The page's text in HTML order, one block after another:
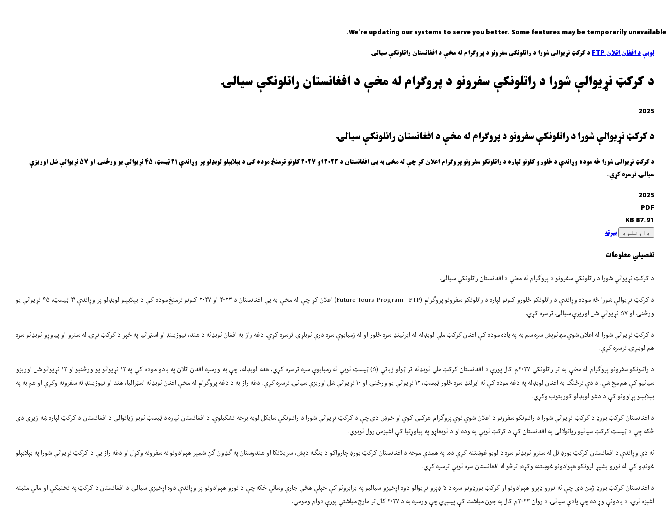
We're updating our systems to serve you better. Some features may be temporarily unavailable.
لوبېد افغان اتلان FTP د کرکټ نړیوالې شورا د راتلونکې سفرونو د پروګرام له مخې د افغانستان راتلونکې سیالۍ
د کرکټ نړیوالې شورا د راتلونکې سفرونو د پروګرام له مخې د افغانستان راتلونکې سیالۍ
2025
د کرکټ نړیوالې شورا د راتلونکې سفرونو د پروګرام له مخې د افغانستان راتلونکې سیالۍ
د کرکټ نړیوالې شورا څه موده وړاندې د څلورو کلونو لپاره د راتلونکو سفرونو پروګرام اعلان کړ چې له مخې به یې افغانستان د ۲۰۲۳ او ۲۰۲۷ کلونو ترمنځ موده کې د بېلابېلو لوبډلو پر وړاندې ۲۱ ټیسټ، ۴۵ نړیوالې یو ورځنۍ او ۵۷ نړیوالې شل اوریزې
سیالۍ ترسره کړي.
2025
PDF
87.91 KB
ډاونلوډ بیرته
تفصیلي معلومات
د کرکټ نړیوالې شورا د راتلونکې سفرونو د پروګرام له مخې د افغانستان راتلونکې سیالۍ
د کرکټ نړیوالې شورا څه موده وړاندې د راتلونکو څلورو کلونو لپاره د راتلونکو سفرونو پروګرام (Future Tours Program - FTP)
اعلان کړ چې له مخې به یې افغانستان د ۲۰۲۳ او۲۰۲۷ کلونو ترمنځ موده کې د بېلابېلو لوبډلو پر وړاندې۲۱ ټیسټ، ۴۵ نړیوالې یو
ورځنۍ او۵۷ نړیوالې شل اوریزې سیالۍ ترسره کړي.
د کرکټ نړیوالې شورا له اعلان شوي مهالوېش سره سم به په یاده موده کې افغان کرکټ ملي لوبډله له ایرلینډ سره څلور او له زمبابوې سره درې لوبلړۍ ترسره کړي. دغه راز به افغان لوبډله د هند، نیوزیلنډ او اسټرالیا په څېر د کرکټ نړۍ له سترو او پیاوړو لوبډلو سره
هم لوبلړۍ ترسره کړي.
د راتلونکو سفرونو پروګرام له مخې به تر راتلونکي۲۰۲۷م کال پورې د افغانستان کرکټ ملي لوبډله تر ټولو زیاتې (۵) ټیسټ لوبې له زمبابوې سره ترسره کړي، هغه لوبډله، چې به ورسره افغان اتلان په یادو موده کې په۱۲ نړیوالو یو ورځنیو او ۱۲نړیوالو شل اوریزو
سیالیو کې هم مخ شي. د دې ترڅنګ به افغان لوبډله په دغه موده کې له ایرلنډ سره څلور ټیسټ،۱۲نړیوالې یو ورځنۍ او ۱۰نړیوالې شل اوریزې سیالۍ ترسره کړي. دغه راز به د دغه پروګرام له مخې افغان لوبډله اسټرالیا، هند او نیوزیلنډ ته سفرونه وکړي او هم به په
بېلابېلو پړاوونو کې د دغو لوبډلو کوربتوب وکړي.
د افغانستان کرکټ بورډ د کرکټ نړیوالې شورا د راتلونکو سفرونو د اعلان شوي نوي پروګرام هرکلی کوي او خوښ دی چې د کرکټ نړیوالې شورا د راتلونکي سایکل لویه برخه تشکیلوي. د افغانستان لپاره د ټیسټ لوبو زیاتوالی د افغانستان د کرکټ لپاره ښه زیری دی
ځکه چې د ټیسټ کرکټ سیالیو زیاتولالی په افغانستان کې د کرکټ لوبې په وده او د لوبغاړو په پیاوړتیا کې اغېزمن رول لوبوي.
له دې وړاندې د افغانستان کرکټ بورډ تل له سترو لوبډلو سره د لوبو غوښتنه کړې ده. په همدې موخه د افغانستان کرکټ بورډ چارواکو د بنګله دېش، سریلانکا او هندوستان په ګډون ګڼ شمېر هېوادونو ته سفرونه وکړل او دغه راز یې د کرکټ نړیوالې شورا په بېلابېلو
غونډو کې له نورو بشپړ لرونکو هېوادونو غوښتنه وکړه، ترڅو له افغانستان سره لوبې ترسره کړي.
د افغانستان کرکټ بورډ ژمن دی چې له نورو ډېرو هېوادونو او کرکټ بورډونو سره د لا ډېرو نړیوالو دوه اړخیزو سیالیو په برابرولو کې خپلې هڅې جاري وساتي ځکه چې د نورو هېوادونو پر وړاندې دوه اړخیزې سیالۍ د افغانستان د کرکټ په تخنیکي او مالي مثبته
اغېزه لري. د یادونې وړ ده چې یادې سیالۍ د روان۲۰۲۳م کال په جون میاشت کې پیلېږي چې ورسره به د۲۰۲۷کال تر مارچ میاشتې پورې دوام ومومي.